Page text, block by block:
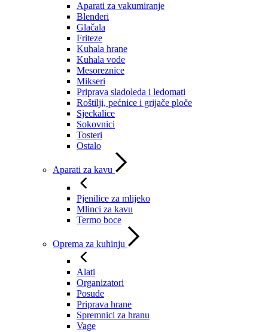
Aparati za vakumiranje
Blenderi
Glačala
Friteze
Kuhala hrane
Kuhala vode
Mesoreznice
Mikseri
Priprava sladoleda i ledomati
Roštilji, pećnice i grijače ploče
Sjeckalice
Sokovnici
Tosteri
Ostalo
Aparati za kavu
Pjenilice za mlijeko
Mlinci za kavu
Termo boce
Oprema za kuhinju
Alati
Organizatori
Posude
Priprava hrane
Spremnici za hranu
Vage